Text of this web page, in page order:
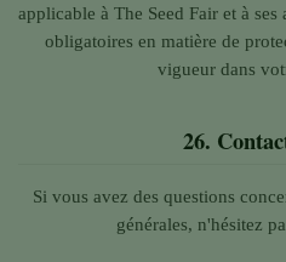
applicable à The Seed Fair et à
obligatoires en matière de
vigueur dans
26.
Si vous avez des questions
générales, n'hésitez